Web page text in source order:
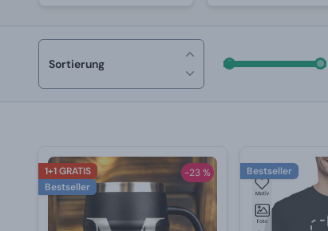
Sortierung
-23 %
1+1 GRATIS
Bestseller
Bestseller